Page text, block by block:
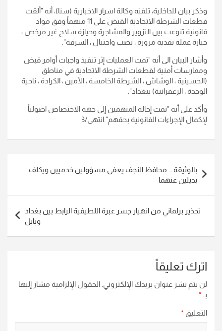
وذكر بيان للداخلية، تلقته وكالة اسرار الاخبارية (سنا)، أنه "ألقت
قطعات الشرطة الاتحادية القبض على 11 متهماً وفق مواد
قانونية تنوعت بين التزوير والمشاجرة وحيازة سلاح غير مرخص ،
حيازة عملة نقدية مزورة ، نصب واحتيال ، السرقة".
وأشار البيان الى أنه "تمت العمليات إثر تنفيذ واجبات أوامر قبض
وممارسات أمنية لقطعات الشرطة الاتحادية في مناطق
(الحسينية ، الوشاش ، الشرطة الخامسة ، الأمين ، الكرادة ، ناحية
الوحدة ، الزعفرانية) ببغداد".
وأكد على أنه "تمت إحالة المتهمين إلى جهة الاختصاص اصولياً
لإكمال الإجراءات القانونية بحقهم".انتهى/3
المقالات
بالوثيقة … محافظ النجف يعفي مسؤولين خدميين ويكلف
بديلين عنهما
تحذير برلماني من انهيار جسر عبرة اللطيفية الرابط بين بغداد
وبابل
اترك تعليقاً
لن يتم نشر عنوان بريدك الإلكتروني. الحقول الإلزامية مشار إليها
بـ *
التعليق *